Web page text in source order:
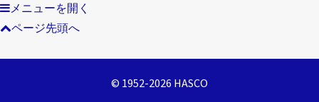
メニューを開く
ページ先頭へ
© 1952-2026 HASCO